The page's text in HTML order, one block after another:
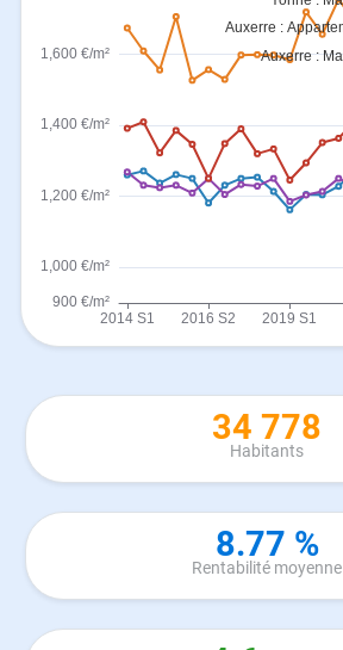
34 778
Habitants
8.77 %
Rentabilité moyenne